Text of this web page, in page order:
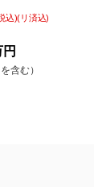
込)(リ済込)
含む）